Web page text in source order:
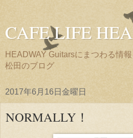
CAFE LIFE
HEADWAY Guitarsにまつわる情
松田のブログ
2017年6月16日金曜日
NORMALLY！